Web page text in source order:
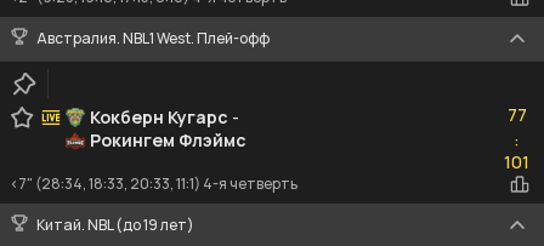
Австралия. NBL1 West. Плей-офф
Кокберн Кугарс -
Рокингем Флэймс
77
:101
101
<7" (28:34, 18:33, 20:33, 11:1) 4-я четверть
Китай. NBL (до 19 лет)